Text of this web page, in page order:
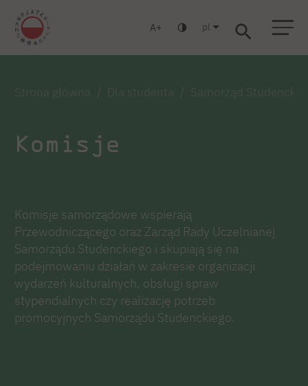
Warszawa Gdańsk Liceum Studia podyplomowe Studia MBA
A pl
Komisje
Komisje samorządowe wspierają
Przewodniczącego oraz Zarząd Rady Uczelnianej
Samorządu Studenckiego i skupiają się na
podejmowaniu działań w zakresie organizacji
wydarzeń kulturalnych, obsługi spraw
stypendialnych czy realizację potrzeb
promocyjnych Samorządu Studenckiego.